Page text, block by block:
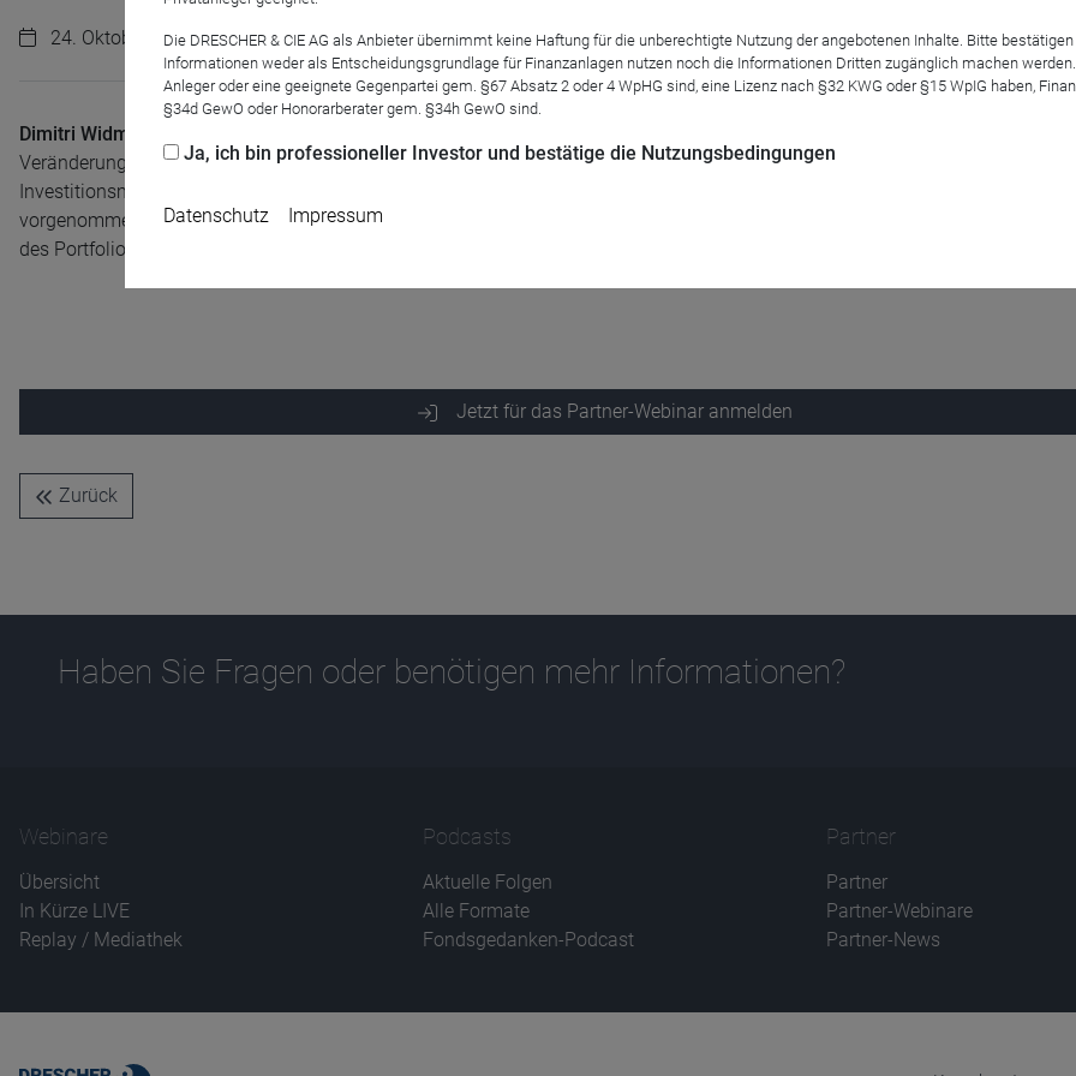
24. Oktober 2023 | 10:30 Uhr
Dimitri Widmann
Veränderungen. Neue Titel fanden die beiden unter anderem in Japan. Warum die beiden geradeUnternehmen aus Japan
Investitionsmöglichkeit ansehen und welche Veränderungen sie aufgrund von eingetretenen Events im Bereich
vorgenommen haben, darauf gehen Widmann und Leuchtner im Webinar ein. Zudem werden die beiden einen Ausblick auf die
des Portfolios und die Positionierung in Bezug auf das derzeitige Marktumfeld geben.
Jetzt für das Partner-Webinar anmelden
Zurück
Haben Sie Fragen oder benötigen mehr Informationen?
Webinare
Übersicht
In Kürze LIVE
Replay / Mediathek
Podcasts
Aktuelle Folgen
Alle Formate
Fondsgedanken-Podcast
Partner
Partner
Partner-Webinare
Partner-News
Die DRESCHER & CIE AG als Anbieter übernimmt keine Haftung für die unberechtigte Nutzung der angebotenen Inhalte. Bitte
Informationen weder als Entscheidungsgrundlage für Finanzanlagen nutzen noch die Informationen Dritten zugänglich machen
Anleger oder eine geeignete Gegenpartei gem. §67 Absatz 2 oder 4 WpHG sind, eine Lizenz nach §32 KWG oder §15 WpIG haben,
§34d GewO oder Honorarberater gem. §34h GewO sind.
Ja, ich bin professioneller Investor und bestätige die Nutzungsbedingungen
Datenschutz Impressum
Name
CPref
Zweck